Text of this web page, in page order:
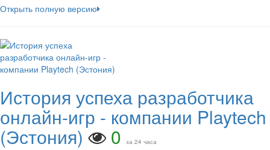
Открыть полную версию
История успеха разработчика
онлайн-игр - компании Playtech
(Эстония) 0 за 24 часа